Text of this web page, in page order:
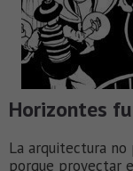
Horizontes
La arquitectura
porque proyectar